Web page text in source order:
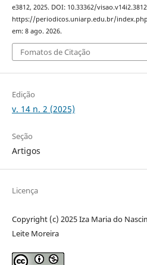
e3812, 2025. DOI: 10.33362/
https://periodicos.uniarp.edu.br/
em: 8 ago. 2026.
Fomatos de Citação
Edição
v. 14 n. 2 (2025)
Seção
Artigos
Licença
Copyright (c) 2025 Iza Maria do
Leite Moreira